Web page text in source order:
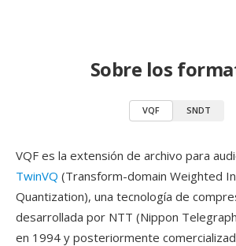
Sobre los
VQF SNDT
VQF es la extensión de archivo para
TwinVQ (Transform-domain Weighted
Quantization), una tecnología de
desarrollada por NTT (Nippon
en 1994 y posteriormente